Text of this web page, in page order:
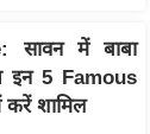
सावन में बाबा
इन 5 Famous
शामिल